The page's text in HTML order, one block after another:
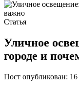
Статья
Уличное
городе и
Пост опубликован: